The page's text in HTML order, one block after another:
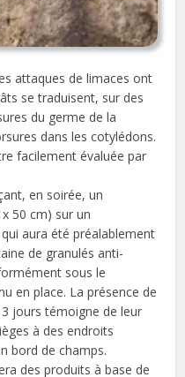
attaques de limaces ont
se traduisent, sur des
du germe de la
dans les cotylédons.
facilement évaluée par
en soirée, un
50 cm) sur un
aura été préalablement
de granulés anti-
sous le
en place. La présence de
jours témoigne de leur
à des endroits
bord de champs.
des produits à base de